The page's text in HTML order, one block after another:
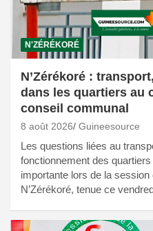
N'ZÉRÉKORÉ
N’Zérékoré :
dans les quartiers au
conseil communal
8 août 2026 Guineesource
Les questions liées au
fonctionnement des
importante lors de la
N’Zérékoré, tenue ce